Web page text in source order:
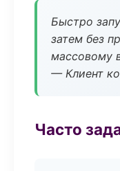
Быстро
затем без
массовому
— Клиент
Часто